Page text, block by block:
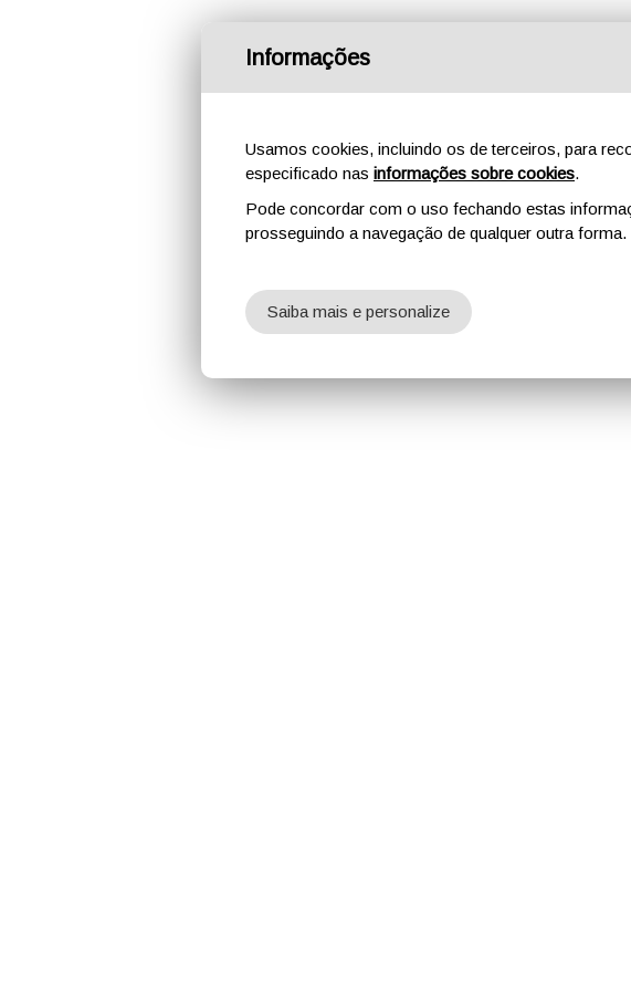
Informações
Usamos cookies, incluindo os de terceiros, para
especificado nas informações sobre cookies.
Pode concordar com o uso fechando estas
prosseguindo a navegação de qualquer outra forma.
Saiba mais e personalize